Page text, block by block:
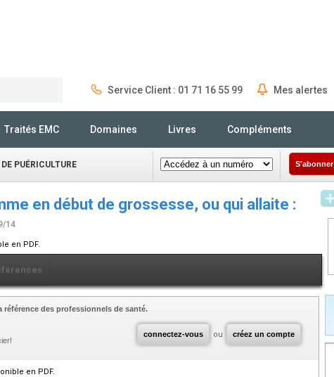
Service Client : 01 71 16 55 99 Mes alertes
Traités EMC Domaines Livres Compléments
PUÉRICULTURE S'abonner
en début de grossesse, ou qui allaite :
14
en PDF.
connectez-vous ou créez un compte
référence des professionnels de santé.
en PDF.